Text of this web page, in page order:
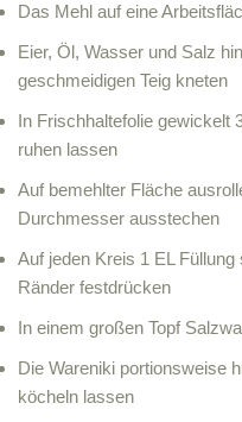
Das Mehl auf eine
Eier, Öl, Wasser und Salz
geschmeidigen Teig kneten
In Frischhaltefolie gewickelt
ruhen lassen
Auf bemehlter Fläche
Durchmesser ausstechen
Auf jeden Kreis 1 EL
Ränder festdrücken
In einem großen Topf
Die Wareniki portionsweise
köcheln lassen